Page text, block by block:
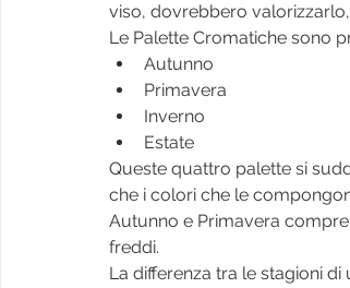
viso, dovrebbero
Le Palette Cromatiche sono
Autunno
Primavera
Inverno
Estate
Queste quattro palette si
che i colori che le
Autunno e Primavera
freddi.
La differenza tra le stagioni